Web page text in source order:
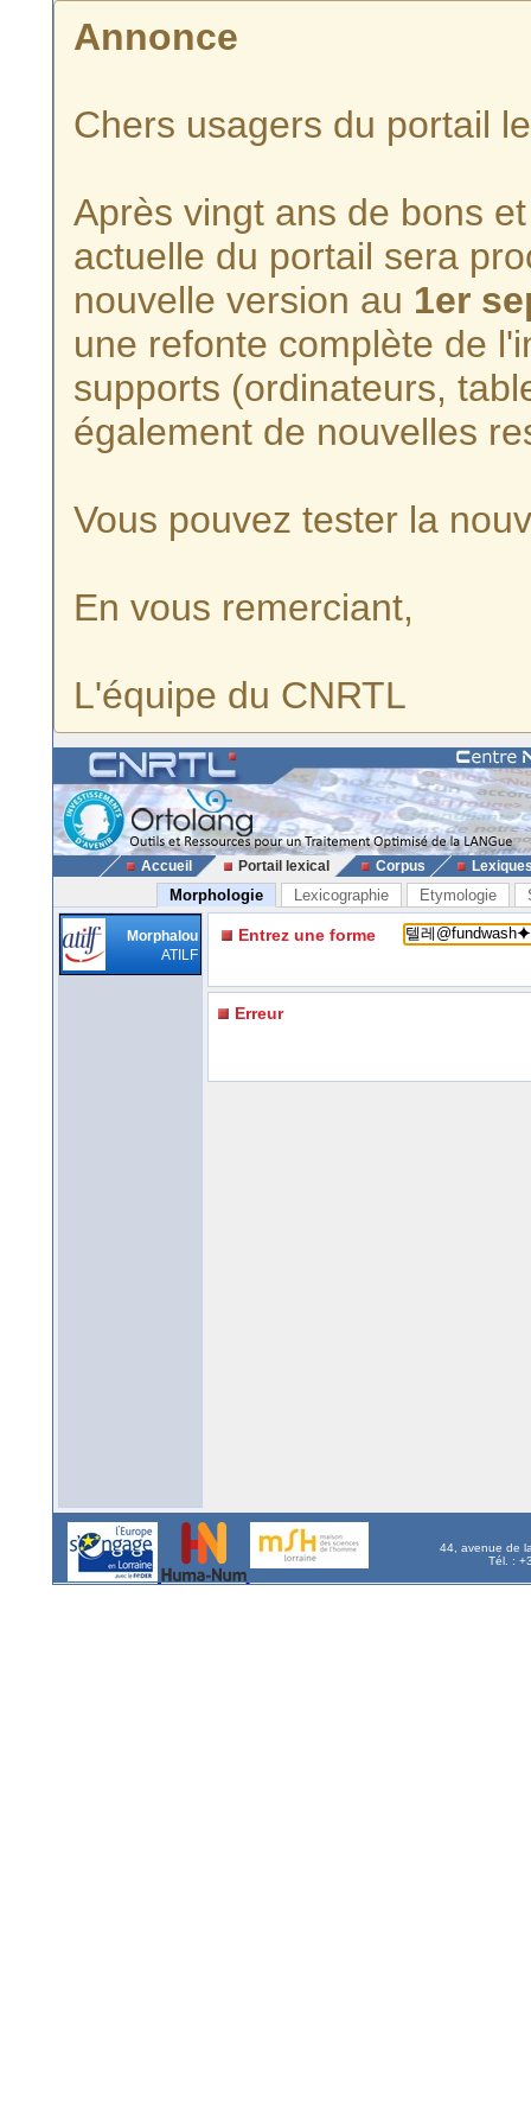
Annonce
Chers usagers du portail
Après vingt ans de bons
actuelle du portail sera
nouvelle version au 1er
une refonte complète de
supports (ordinateurs,
également de nouvelles
Vous pouvez tester la
En vous remerciant,
L'équipe du CNRTL
Accueil Portail lexical Corpus
Morphologie Lexicographie Etymologie
Morphalou
ATILF
Entrez une forme
Erreur
44, avenue de
Tél. :